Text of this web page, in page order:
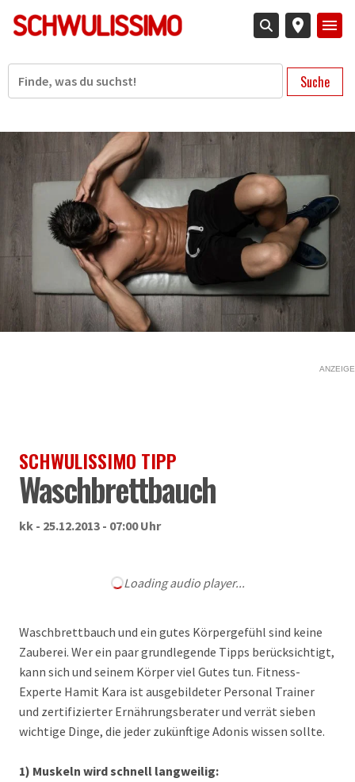
zum
Inhalt
Suche
ANZEIGE
SCHWULISSIMO TIPP
Waschbrettbauch
kk - 25.12.2013 - 07:00 Uhr
Loading audio player...
Waschbrettbauch und ein gutes Körpergefühl sind keine
Zauberei. Wer ein paar grundlegende Tipps berücksichtigt,
kann sich und seinem Körper viel Gutes tun. Fitness-
Experte Hamit Kara ist ausgebildeter Personal Trainer
und zertifizierter Ernährungsberater und verrät sieben
wichtige Dinge, die jeder zukünftige Adonis wissen sollte.
1) Muskeln wird schnell langweilig: